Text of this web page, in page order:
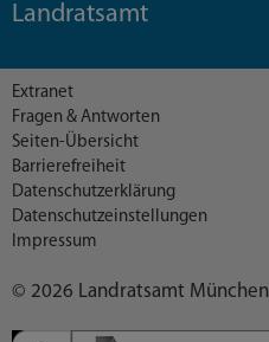
Landratsamt
© 2026 Landratsamt München
Extranet
Fragen & Antworten
Seiten-Übersicht
Barrierefreiheit
Datenschutzerklärung
Datenschutzeinstellungen
Impressum